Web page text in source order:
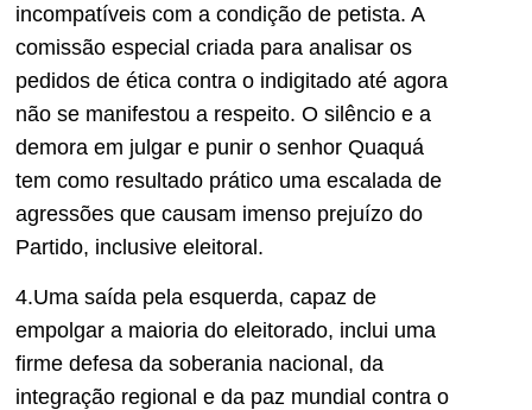
incompatíveis com a condição de petista. A
comissão especial criada para analisar os
pedidos de ética contra o indigitado até agora
não se manifestou a respeito. O silêncio e a
demora em julgar e punir o senhor Quaquá
tem como resultado prático uma escalada de
agressões que causam imenso prejuízo do
Partido, inclusive eleitoral.
4.Uma saída pela esquerda, capaz de
empolgar a maioria do eleitorado, inclui uma
firme defesa da soberania nacional, da
integração regional e da paz mundial contra o